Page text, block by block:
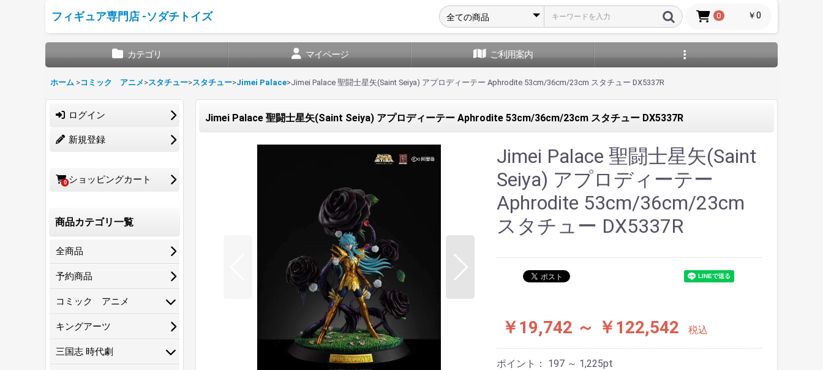
フィギュア専門店 -ソダチトイズ 0 ￥0
カテゴリ マイページ ご利用案内
ホーム >コミック アニメ >スタチュー>スタチュー>Jimei Palace>Jimei Palace 聖闘士星矢(Saint Seiya) アプロディーテー Aphrodite 53cm/36cm/23cm スタチュー DX5337R
ログイン
新規登録
0 ショッピングカート
商品カテゴリ一覧
全商品
予約商品
コミック アニメ
キングアーツ
三国志 時代劇
Jimei Palace 聖闘士星矢(Saint Seiya) アプロディーテー Aphrodite 53cm/36cm/23cm スタチュー DX5337R
Jimei Palace 聖闘士星矢(Saint
Seiya) アプロディーテー
Aphrodite 53cm/36cm/23cm
スタチュー DX5337R
￥19,742 ～ ￥122,542 税込
ポイント： 197 ～ 1,225pt